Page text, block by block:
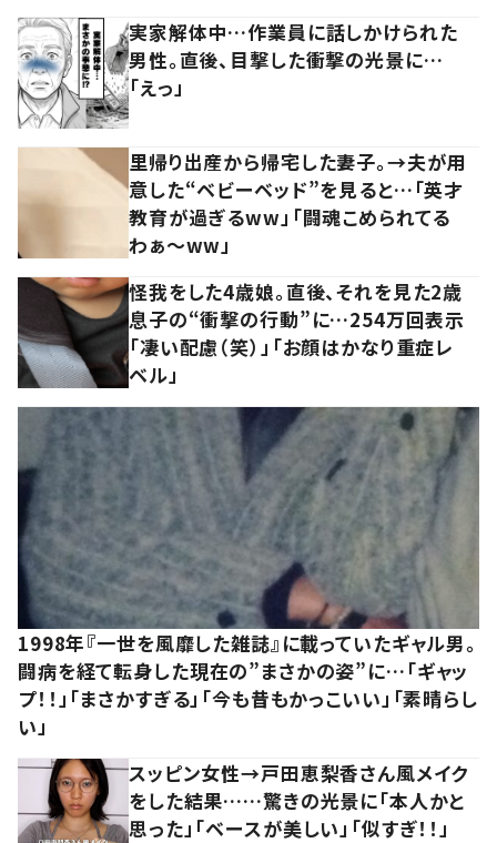
実家解体中…作業員に話しかけられた
男性。直後、目撃した衝撃の光景に…
「えっ」
里帰り出産から帰宅した妻子。→夫が用
意した“ベビーベッド”を見ると…「英才
教育が過ぎるww」「闘魂こめられてる
わぁ～ww」
怪我をした4歳娘。直後、それを見た2歳
息子の“衝撃の行動”に…254万回表示
「凄い配慮（笑）」「お顔はかなり重症レ
ベル」
1998年『一世を風靡した雑誌』に載っていたギャル男。
闘病を経て転身した現在の”まさかの姿”に…「ギャッ
プ！！」「まさかすぎる」「今も昔もかっこいい」「素晴らし
い」
スッピン女性→戸田恵梨香さん風メイク
をした結果……驚きの光景に「本人かと
思った」「ベースが美しい」「似すぎ！！」